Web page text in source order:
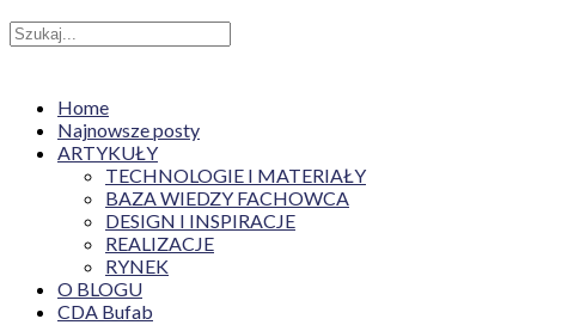
Home
Najnowsze posty
ARTYKUŁY
TECHNOLOGIE I MATERIAŁY
BAZA WIEDZY FACHOWCA
DESIGN I INSPIRACJE
REALIZACJE
RYNEK
O BLOGU
CDA Bufab